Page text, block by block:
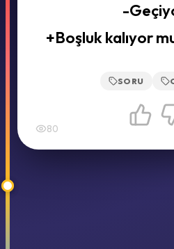
-
+Boşluk kalıyor
SORU
80